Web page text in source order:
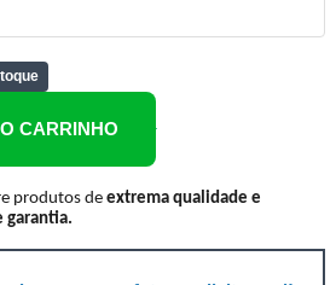
CARRINHO
produtos de extrema qualidade e
garantia.